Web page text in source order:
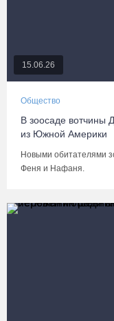
15.06.26
Общество
В зоосаде вотчины
из Южной Америки
Новыми обитателями
Феня и Нафаня.